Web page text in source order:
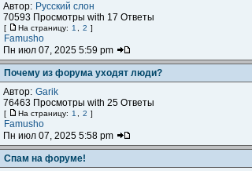
Автор: Русский слон
70593 Просмотры with 17 Ответы
[ На страницу: 1 2 ]
Famusho
Пн июл 07, 2025 5:59 pm
Почему из форума уходят люди?
Автор: Garik
76463 Просмотры with 25 Ответы
[ На страницу: 1 2 ]
Famusho
Пн июл 07, 2025 5:58 pm
Спам на форуме!